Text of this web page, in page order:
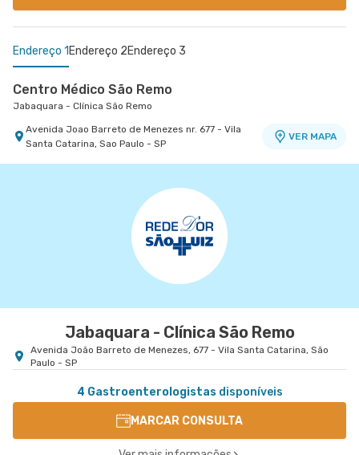
Endereço 1 Endereço 2Endereço 3
Centro Médico São Remo
Jabaquara - Clínica São Remo
Avenida Joao Barreto de Menezes nr. 677 - Vila
Santa Catarina, Sao Paulo - SP
VER MAPA
Centro Médico São Luiz Itaim - Unidade Healthplace
Rua Doutor Alceu de Campos Rodrigues nr. 229
Conj. 807 8º Andar - Vila Nova Conceicao, Sao
Centro Médico São Luiz Morumbi - Unidade Oscar
Rua Engenheiro Oscar Americano nr. 1010 -
Morumbi, Sao Paulo - SP
Jabaquara - Clínica São Remo
Avenida João Barreto de Menezes, 677 - Vila Santa Catarina, São
Paulo - SP
4 Gastroenterologistas disponíveis
MARCAR CONSULTA